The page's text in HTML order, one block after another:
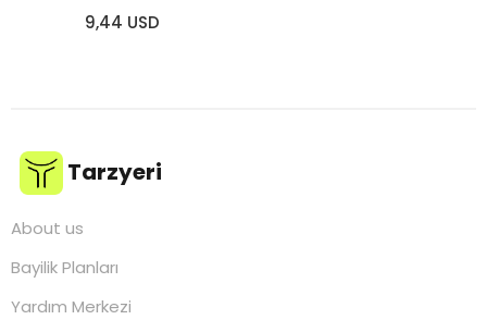
9,44 USD
Tarzyeri
About us
Bayilik Planları
Yardım Merkezi